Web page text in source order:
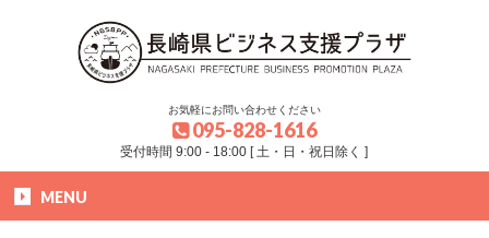
お気軽にお問い合わせください
095-828-1616
受付時間 9:00 - 18:00 [ 土・日・祝日除く ]
MENU